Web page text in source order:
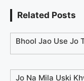
Related Posts
Bhool Jao Use Jo
Jo Na Mila Uski